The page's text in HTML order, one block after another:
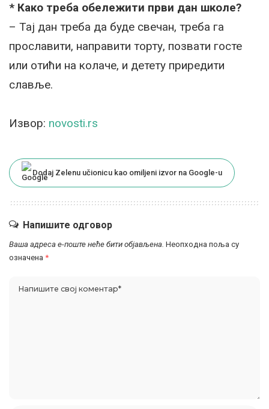
* Како треба обележити први дан школе?
– Тај дан треба да буде свечан, треба га
прославити, направити торту, позвати госте
или отићи на колаче, и детету приредити
славље.
Извор: novosti.rs
Dodaj Zelenu učionicu kao omiljeni izvor na Google-u
Напишите одговор
Ваша адреса е-поште неће бити објављена. Неопходна поља су
означена *